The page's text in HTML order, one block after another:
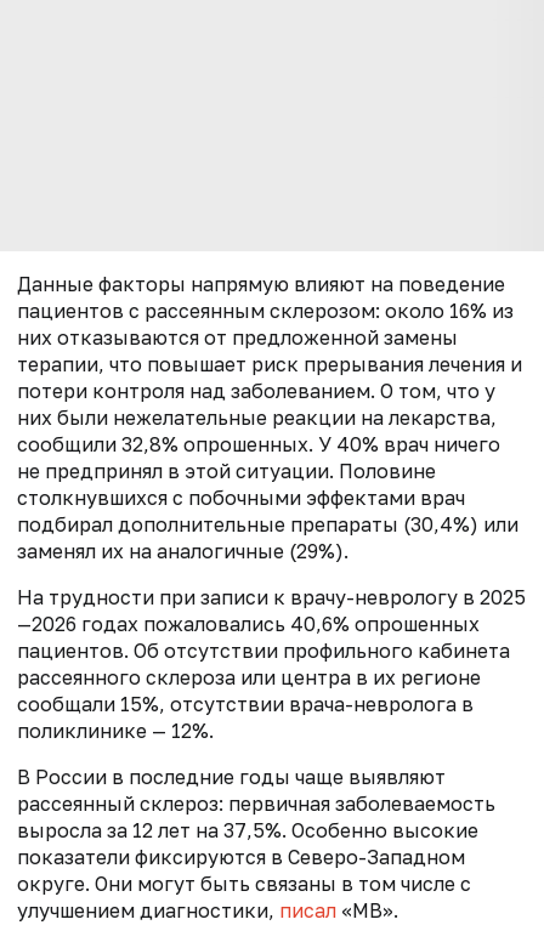
Данные факторы напрямую влияют на поведение
пациентов с рассеянным склерозом: около 16% из
них отказываются от предложенной замены
терапии, что повышает риск прерывания лечения и
потери контроля над заболеванием. О том, что у
них были нежелательные реакции на лекарства,
сообщили 32,8% опрошенных. У 40% врач ничего
не предпринял в этой ситуации. Половине
столкнувшихся с побочными эффектами врач
подбирал дополнительные препараты (30,4%) или
заменял их на аналогичные (29%).
На трудности при записи к врачу-неврологу в 2025
—2026 годах пожаловались 40,6% опрошенных
пациентов. Об отсутствии профильного кабинета
рассеянного склероза или центра в их регионе
сообщали 15%, отсутствии врача-невролога в
поликлинике — 12%.
В России в последние годы чаще выявляют
рассеянный склероз: первичная заболеваемость
выросла за 12 лет на 37,5%. Особенно высокие
показатели фиксируются в Северо-Западном
округе. Они могут быть связаны в том числе с
улучшением диагностики, писал «МВ».